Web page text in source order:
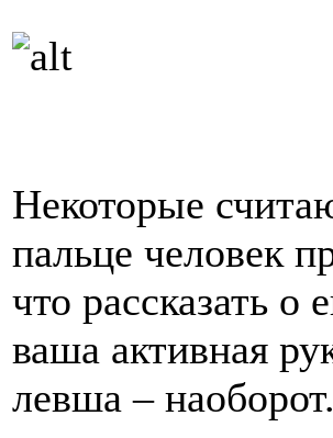
Некоторые
пальце человек
что рассказать о
ваша активная
левша – наоборот.